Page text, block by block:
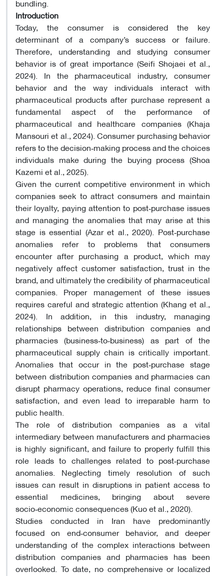
Introduction
Today, the consumer is considered the key
determinant of a company’s success or failure.
Therefore, understanding and studying consumer
behavior is of great importance (Seifi Shojaei et al.,
2024). In the pharmaceutical industry, consumer
behavior and the way individuals interact with
pharmaceutical products after purchase represent a
fundamental aspect of the performance of
pharmaceutical and healthcare companies (Khaja
Mansouri et al., 2024). Consumer purchasing behavior
refers to the decision‑making process and the choices
individuals make during the buying process (Shoa
Kazemi et al., 2025).
Given the current competitive environment in which
companies seek to attract consumers and maintain
their loyalty, paying attention to post‑purchase issues
and managing the anomalies that may arise at this
stage is essential (Azar et al., 2020). Post‑purchase
anomalies refer to problems that consumers
encounter after purchasing a product, which may
negatively affect customer satisfaction, trust in the
brand, and ultimately the credibility of pharmaceutical
companies. Proper management of these issues
requires careful and strategic attention (Khang et al.,
2024). In addition, in this industry, managing
relationships between distribution companies and
pharmacies (business‑to‑business) as part of the
pharmaceutical supply chain is critically important.
Anomalies that occur in the post‑purchase stage
between distribution companies and pharmacies can
disrupt pharmacy operations, reduce final consumer
satisfaction, and even lead to irreparable harm to
public health.
The role of distribution companies as a vital
intermediary between manufacturers and pharmacies
is highly significant, and failure to properly fulfill this
role leads to challenges related to post‑purchase
anomalies. Neglecting timely resolution of such
issues can result in disruptions in patient access to
essential medicines, bringing about severe
socio‑economic consequences (Kuo et al., 2020).
Studies conducted in Iran have predominantly
focused on end‑consumer behavior, and deeper
understanding of the complex interactions between
distribution companies and pharmacies has been
overlooked. To date, no comprehensive or localized